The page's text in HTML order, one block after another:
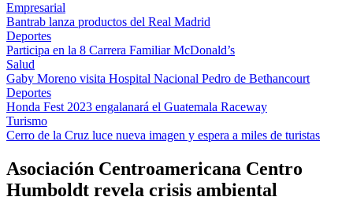
Empresarial
Bantrab lanza productos del Real Madrid
Deportes
Participa en la 8 Carrera Familiar McDonald’s
Salud
Gaby Moreno visita Hospital Nacional Pedro de Bethancourt
Deportes
Honda Fest 2023 engalanará el Guatemala Raceway
Turismo
Cerro de la Cruz luce nueva imagen y espera a miles de turistas
Asociación Centroamericana Centro
Humboldt revela crisis ambiental